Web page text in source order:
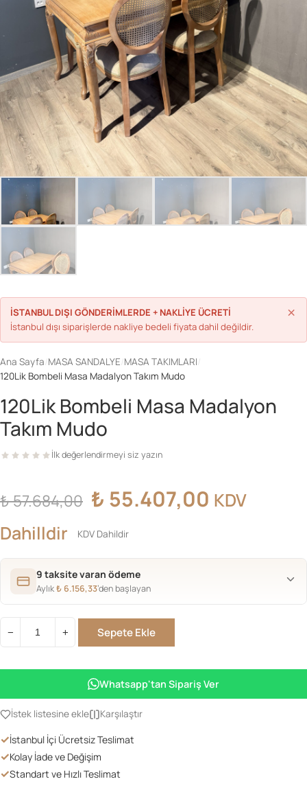
Parolanızı mı unuttunuz?
Hesap Oluştur
İSTANBUL DIŞI GÖNDERİMLERDE + NAKLİYE ÜCRETİ
İstanbul dışı siparişlerde nakliye bedeli fiyata dahil değildir.
×
Ana Sayfa MASA SANDALYE MASA TAKIMLARI
120Lik Bombeli Masa Madalyon Takım Mudo
120Lik Bombeli Masa Madalyon
Takım Mudo
İlk değerlendirmeyi siz yazın
₺57.684,00 Orijinal
fiyat:
₺ 57.684,00.
₺ 55.407,00 Şu
KDV
Dahilldir
KDV Dahildir
9 taksite varan ödeme
Aylık₺ 6.156,33’den başlayan
−
Masa
Takım
adet
+ Sepete Ekle
Whatsapp'tan Sipariş Ver
İstek listesine ekle Karşılaştır
✓İstanbul İçi Ücretsiz Teslimat
✓Kolay İade ve Değişim
✓Standart ve Hızlı Teslimat